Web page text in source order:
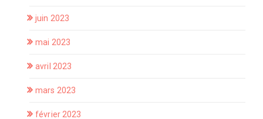
juin 2023
mai 2023
avril 2023
mars 2023
février 2023